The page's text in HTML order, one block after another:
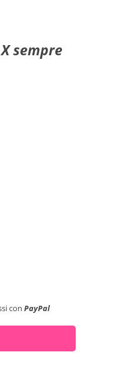
X sempre
con PayPal